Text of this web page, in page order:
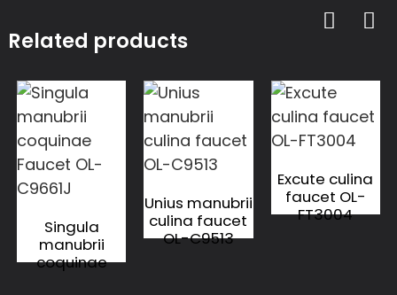
Related products
Singula
manubrii
coquinae
Unius manubrii
culina faucet
OL-C9513
Excute culina
faucet OL-
FT3004